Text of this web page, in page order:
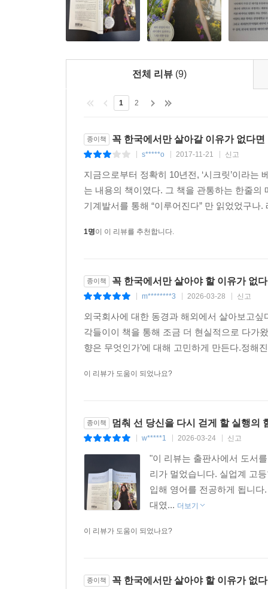
전체 리뷰 (9)
1 2
종이책 꼭 한국에서만 살아갈 이유가 없다면
s*****o 2017-11-21 신고
지금으로부터 정확히 10년전, ‘시크릿’이라
는 내용의 책이였다. 그 책을 관통하는 한줄의
기계발서를 통해 “이루어진다” 만 읽었었구
1명이 이 리뷰를 추천합니다.
종이책 꼭 한국에서만 살아야 할 이유가 없
m********3 2026-03-28 신고
외국회사에 대한 동경과 해외에서 살아보고
각들이이 책을 통해 조금 더 현실적으로 다가
향은 무엇인가’에 대해 고민하게 만든다.정해
이 리뷰가 도움이 되었나요?
종이책 멈춰 선 당신을 다시 걷게 할 실행의
w*****1 2026-03-24 신고
"이 리뷰는 출판사에서 도서
리가 멀었습니다. 실업계 고
입해 영어를 전공하게 됩니
대였... 더보기
이 리뷰가 도움이 되었나요?
종이책 꼭 한국에서만 살아야 할 이유가 없